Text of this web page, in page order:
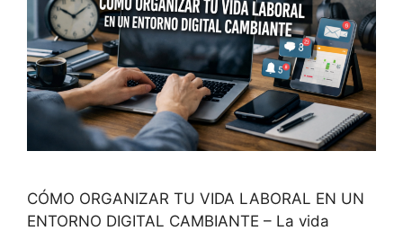
CÓMO ORGANIZAR TU VIDA LABORAL EN UN
ENTORNO DIGITAL CAMBIANTE – La vida